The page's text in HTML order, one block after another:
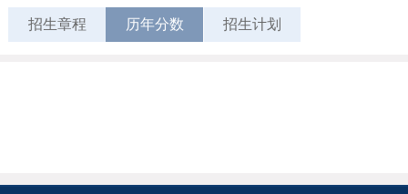
招生章程 历年分数 招生计划